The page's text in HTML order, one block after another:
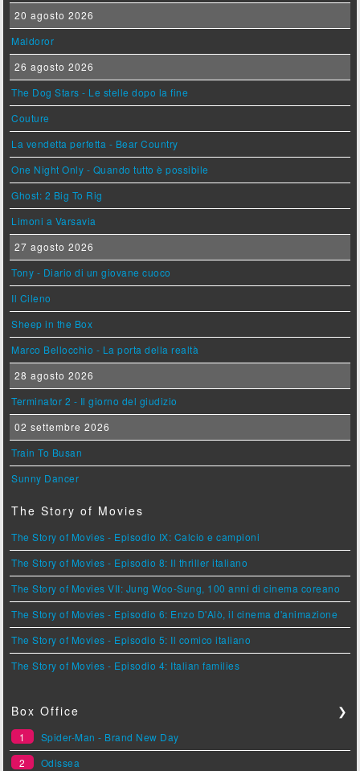
20 agosto 2026
Maldoror
26 agosto 2026
The Dog Stars - Le stelle dopo la fine
Couture
La vendetta perfetta - Bear Country
One Night Only - Quando tutto è possibile
Ghost: 2 Big To Rig
Limoni a Varsavia
27 agosto 2026
Tony - Diario di un giovane cuoco
Il Cileno
Sheep in the Box
Marco Bellocchio - La porta della realtà
28 agosto 2026
Terminator 2 - Il giorno del giudizio
02 settembre 2026
Train To Busan
Sunny Dancer
The Story of Movies
The Story of Movies - Episodio IX: Calcio e campioni
The Story of Movies - Episodio 8: Il thriller italiano
The Story of Movies VII: Jung Woo-Sung, 100 anni di cinema coreano
The Story of Movies - Episodio 6: Enzo D'Alò, il cinema d'animazione
The Story of Movies - Episodio 5: Il comico italiano
The Story of Movies - Episodio 4: Italian families
Box Office ❯
1
Spider-Man - Brand New Day
2
Odissea